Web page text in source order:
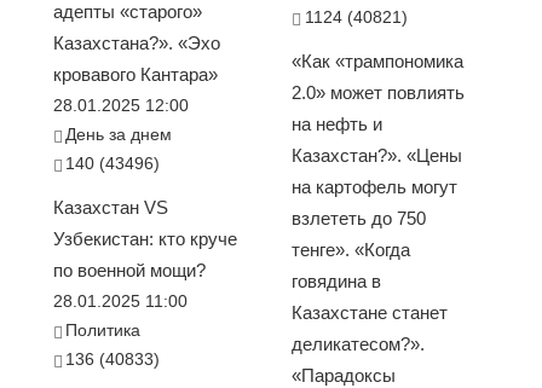
адепты «старого»
Казахстана?». «Эхо
кровавого Кантара»
28.01.2025 12:00
День за днем
140 (43496)
Казахстан VS
Узбекистан: кто круче
по военной мощи?
28.01.2025 11:00
Политика
136 (40833)
1124 (40821)
«Как «трампономика
2.0» может повлиять
на нефть и
Казахстан?». «Цены
на картофель могут
взлететь до 750
тенге». «Когда
говядина в
Казахстане станет
деликатесом?».
«Парадоксы